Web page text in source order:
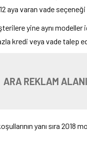
aya varan vade seçeneği
yine aynı modeller
kredi veya vade talep
ARA REKLAM ALANI
yanı sıra 2018